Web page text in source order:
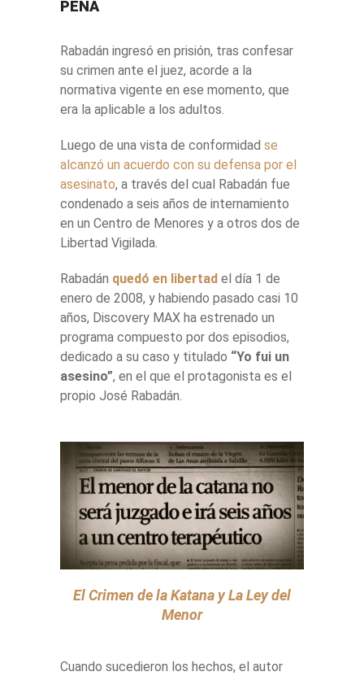
PENA
Rabadán ingresó en prisión, tras confesar
su crimen ante el juez, acorde a la
normativa vigente en ese momento, que
era la aplicable a los adultos.
Luego de una vista de conformidad se
alcanzó un acuerdo con su defensa por el
asesinato, a través del cual Rabadán fue
condenado a seis años de internamiento
en un Centro de Menores y a otros dos de
Libertad Vigilada.
Rabadán quedó en libertad el día 1 de
enero de 2008, y habiendo pasado casi 10
años, Discovery MAX ha estrenado un
programa compuesto por dos episodios,
dedicado a su caso y titulado “Yo fui un
asesino”, en el que el protagonista es el
propio José Rabadán.
El Crimen de la Katana y La Ley del
Menor
Cuando sucedieron los hechos, el autor